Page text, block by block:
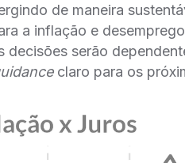
de maneira
a inflação e
decisões serão
claro para os